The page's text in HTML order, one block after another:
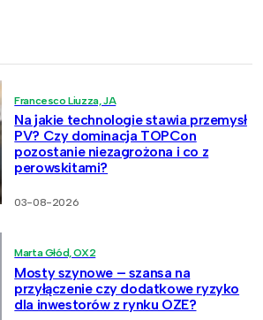
Francesco Liuzza, JA
Na jakie technologie stawia przemysł
PV? Czy dominacja TOPCon
pozostanie niezagrożona i co z
perowskitami?
03-08-2026
Marta Głód, OX2
Mosty szynowe – szansa na
przyłączenie czy dodatkowe ryzyko
dla inwestorów z rynku OZE?